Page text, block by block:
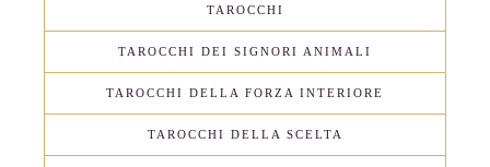
TAROCCHI
TAROCCHI DEI SIGNORI ANIMALI
TAROCCHI DELLA FORZA INTERIORE
TAROCCHI DELLA SCELTA